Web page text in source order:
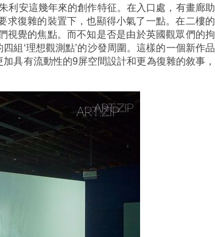
利安這幾年來的創作特征。在入口處，有畫廊助
求復雜的裝置下，也顯得小氣了一點。在二樓的
視覺的焦點。而不知是否是由於英國觀眾們的拘
組‘理想觀測點’的沙發周圍。這樣的一個新作品
具有流動性的9屏空間設計和更為復雜的敘事，